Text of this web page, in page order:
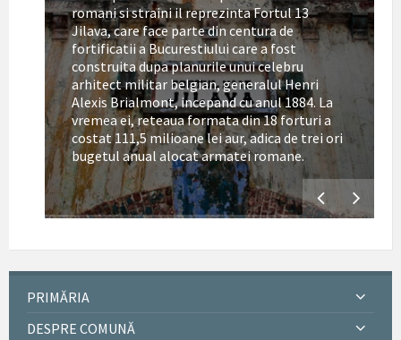
romani si straini il reprezinta Fortul 13
Jilava, care face parte din centura de
fortificatii a Bucurestiului care a fost
construita dupa planurile unui celebru
arhitect militar belgian, generalul Henri
Alexis Brialmont, incepand cu anul 1884. La
vremea ei, reteaua formata din 18 forturi a
costat 111,5 milioane lei aur, adica de trei ori
bugetul anual alocat armatei romane.
PRIMĂRIA
DESPRE COMUNĂ